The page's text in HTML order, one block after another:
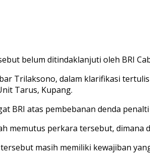
belum ditindaklanjuti oleh BRI
Trilaksono, dalam klarifikasi
Tarus, Kupang.
BRI atas pembebanan denda
memutus perkara tersebut,
masih memiliki kewajiban